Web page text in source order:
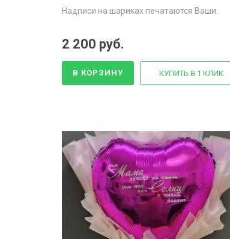
Надписи на шариках печатаются Ваши.
2 200 руб.
В КОРЗИНУ КУПИТЬ В 1 КЛИК